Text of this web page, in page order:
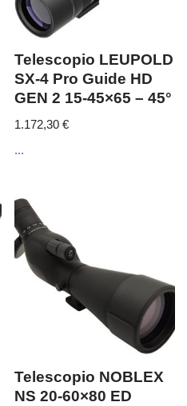
Telescopio LEUPOLD
SX-4 Pro Guide HD
GEN 2 15-45×65 – 45°
1.172,30€
...
Telescopio NOBLEX
NS 20-60×80 ED